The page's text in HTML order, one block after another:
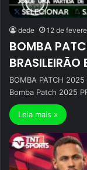
dede 12 de
BOMBA
BRASILEIRÃO
BOMBA PATCH 2025
Bomba Patch 2025
Leia mais »